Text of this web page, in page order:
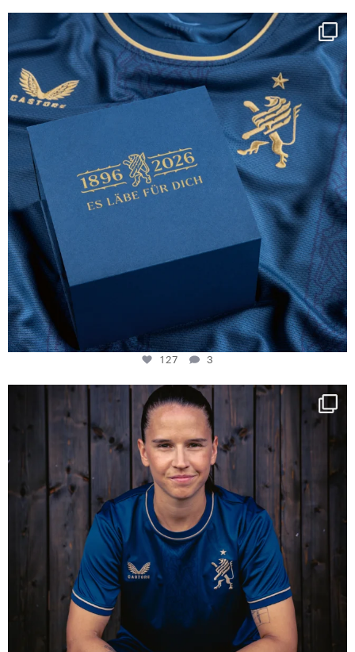
Happy Birthday FCZ
130 years filled ...
127
3
127 3
NIE USENAND GAH
Some anniversaries
295
5